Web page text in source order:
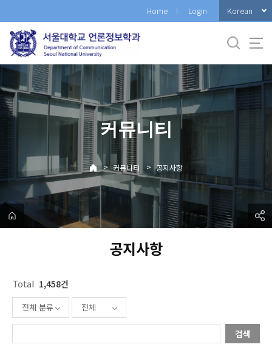
로
메
Home Login Korean
커뮤니티
> 커뮤니티 > 공지사항
공지사항
Total 1,458건
전체 분류 전체
검색